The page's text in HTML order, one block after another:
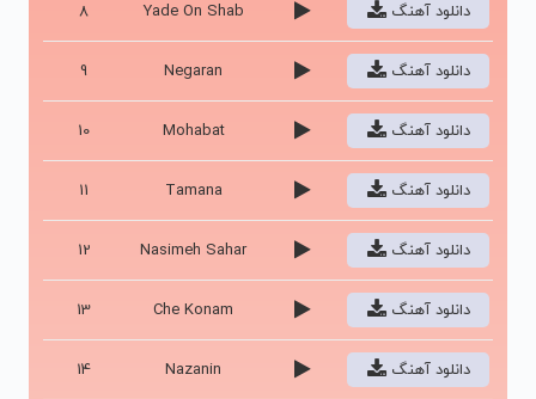
8 Yade On Shab دانلود آهنگ
9 Negaran دانلود آهنگ
10 Mohabat دانلود آهنگ
11 Tamana دانلود آهنگ
12 Nasimeh Sahar دانلود آهنگ
13 Che Konam دانلود آهنگ
14 Nazanin دانلود آهنگ